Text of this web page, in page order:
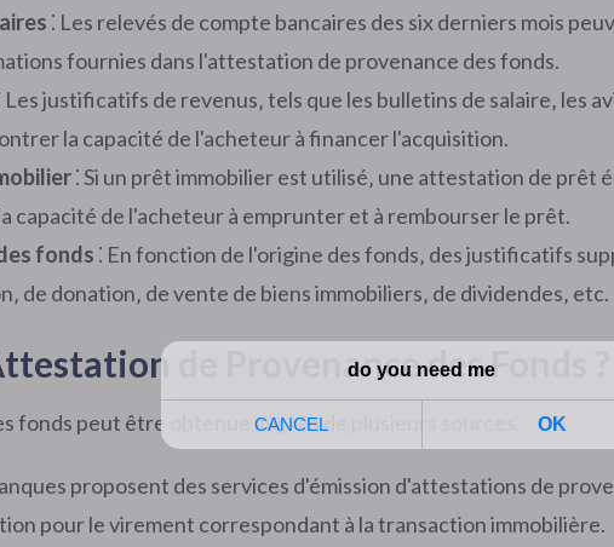
⁚ Les relevés de compte bancaires des six derniers mois
fournies dans l'attestation de provenance des fonds.
Les justificatifs de revenus‚ tels que les bulletins de salaire‚ les
la capacité de l'acheteur à financer l'acquisition.
⁚ Si un prêt immobilier est utilisé‚ une attestation de
capacité de l'acheteur à emprunter et à rembourser le prêt.
fonds ⁚ En fonction de l'origine des fonds‚ des justificatifs
de donation‚ de vente de biens immobiliers‚ de dividendes‚ etc.
de Provenance des Fonds ?
fonds peut être obtenue auprès de plusieurs sources⁚
proposent des services d'émission d'attestations de
pour le virement correspondant à la transaction immobilière.